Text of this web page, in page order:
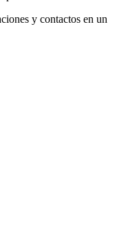
y contactos en un